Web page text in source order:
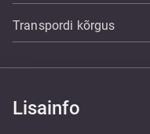
Transpordi kõrgus
Lisainfo